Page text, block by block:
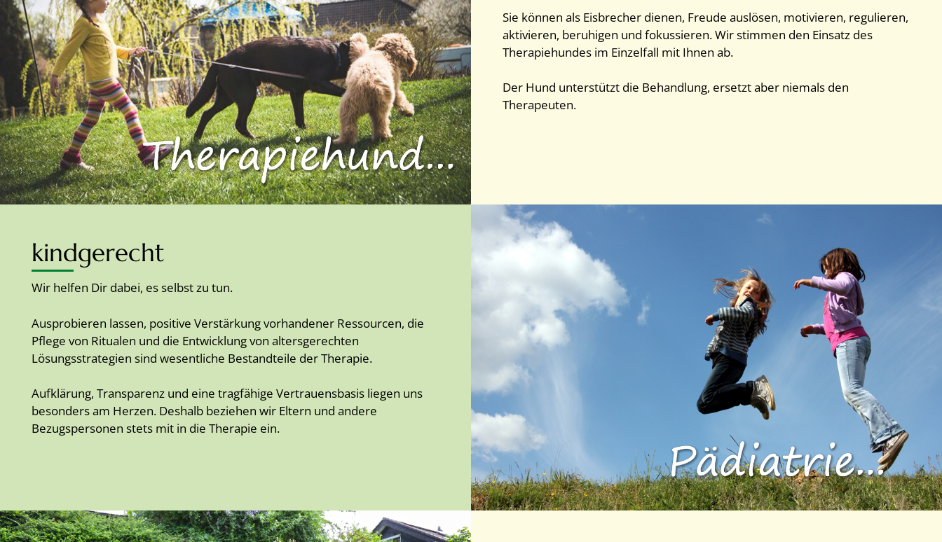
Sie können als Eisbrecher dienen, Freude auslösen, motivieren, regulieren,
aktivieren, beruhigen und fokussieren. Wir stimmen den Einsatz des
Therapiehundes im Einzelfall mit Ihnen ab.
Der Hund unterstützt die Behandlung, ersetzt aber niemals den
Therapeuten.
kindgerecht
Wir helfen Dir dabei, es selbst zu tun.
Ausprobieren lassen, positive Verstärkung vorhandener Ressourcen, die
Pflege von Ritualen und die Entwicklung von altersgerechten
Lösungsstrategien sind wesentliche Bestandteile der Therapie.
Aufklärung, Transparenz und eine tragfähige Vertrauensbasis liegen uns
besonders am Herzen. Deshalb beziehen wir Eltern und andere
Bezugspersonen stets mit in die Therapie ein.